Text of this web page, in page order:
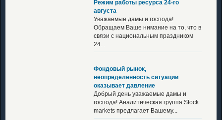
Режим работы ресурса 24-го
августа
Уважаемые дамы и господа!
Обращаем Ваше нимание на то, что в
связи с национальным праздником
24...
Фондовый рынок,
неопределенность ситуации
оказывает давление
Добрый день уважаемые дамы и
господа! Аналитическая группа Stock
markets предлагает Вашему...